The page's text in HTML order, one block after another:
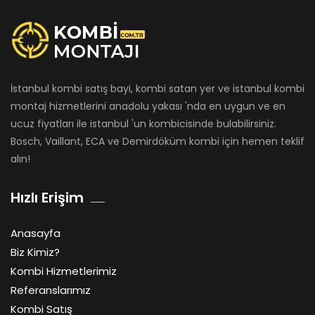
İstanbul kombi satış bayi, kombi satan yer ve istanbul kombi
montaj hizmetlerini anadolu yakası 'nda en uygun ve en
ucuz fiyatları ile istanbul 'un kombicisinde bulabilirsiniz.
Bosch, Vaillant, ECA ve Demirdöküm kombi için hemen teklif
alın!
Hızlı Erişim
Anasayfa
Biz Kimiz?
Kombi Hizmetlerimiz
Referanslarımız
Kombi Satış